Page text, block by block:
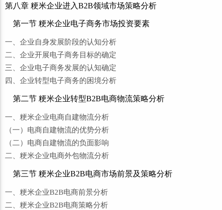
第八章 粳米企业进入B2B领域市场策略分析
第一节 粳米企业电子商务市场投资要素
一、企业自身发展阶段的认知分析
二、企业开展电子商务目标的确定
三、企业电子商务发展的认知确定
四、企业转型电子商务的困境分析
第二节 粳米企业转型B2B电商物流策略分析
一、粳米企业电商自建物流分析
（一）电商自建物流的优势分析
（二）电商自建物流的负面影响
二、粳米企业电商外包物流分析
第三节 粳米企业B2B电商市场前景及策略分析
一、粳米企业B2B电商前景分析
二、粳米企业B2B电商策略分析